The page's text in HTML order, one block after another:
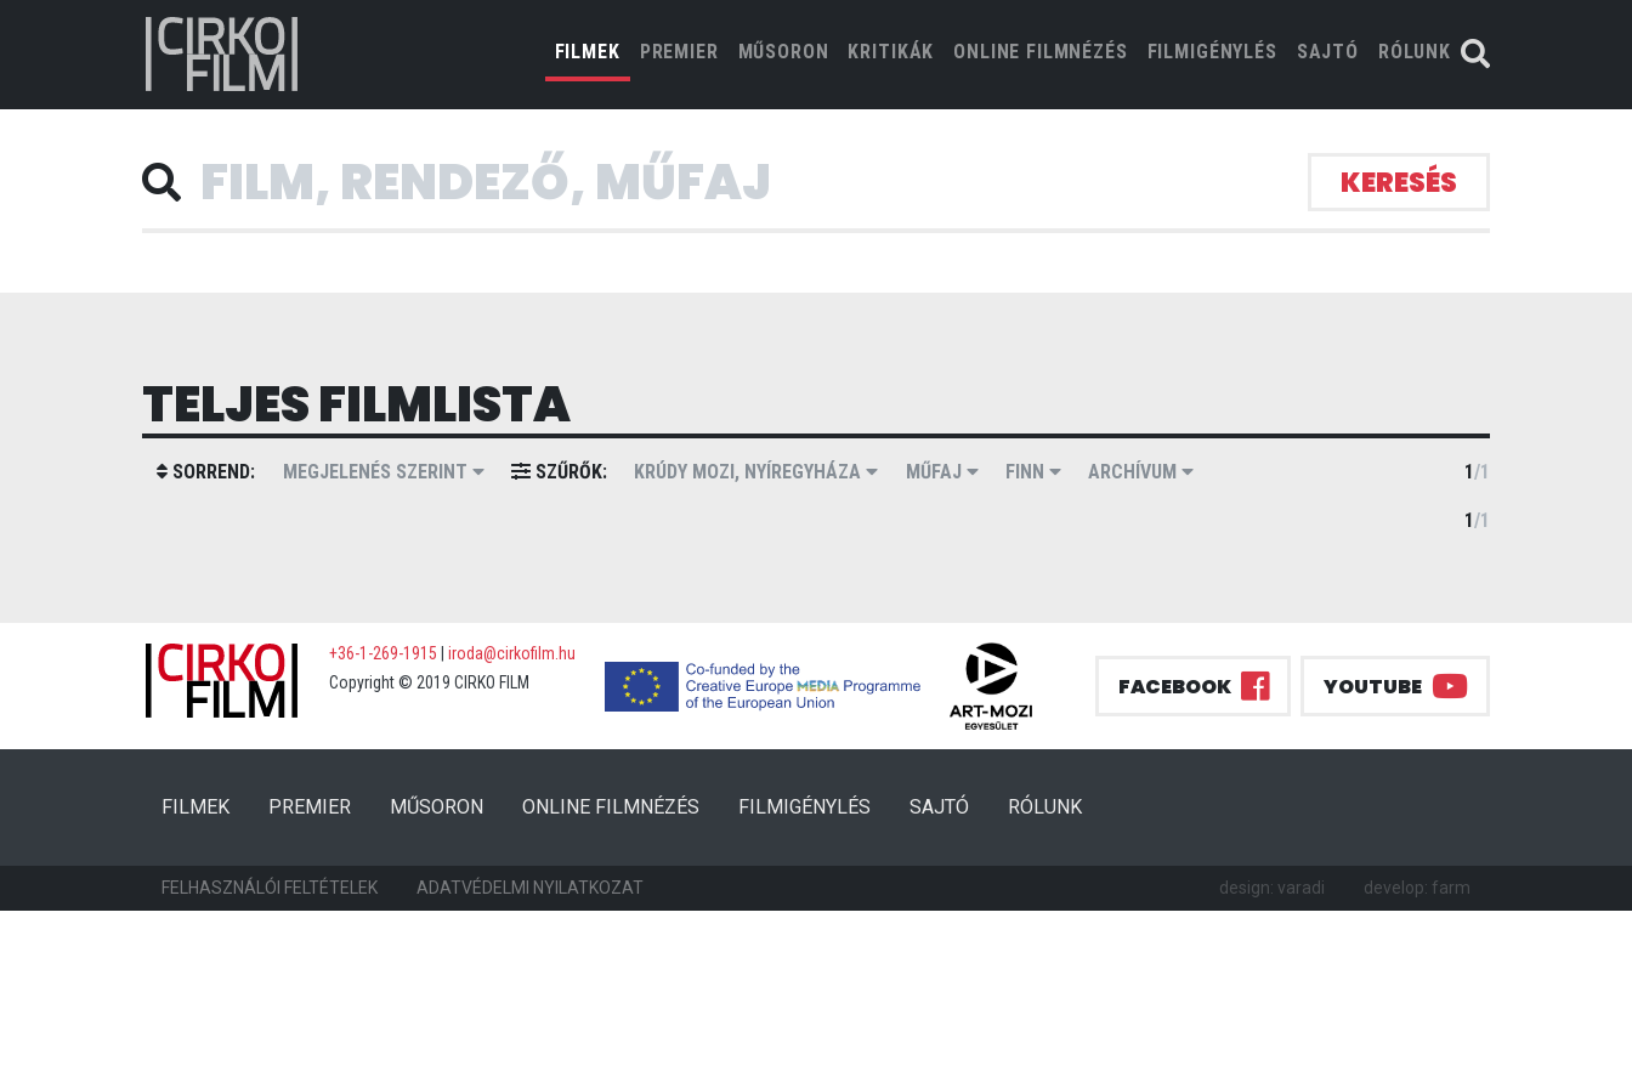
FILMEK(CURRENT)
PREMIER MŰSORON KRITIKÁK ONLINE FILMNÉZÉS FILMIGÉNYLÉS SAJTÓ RÓLUNK
KERESÉS
TELJES FILMLISTA
SORREND: MEGJELENÉS SZERINT SZŰRŐK: KRÚDY MOZI, NYÍREGYHÁZA MŰFAJ FINN ARCHÍVUM 1/1
1/1
+36-1-269-1915
iroda@cirkofilm.hu
Copyright © 2019 CIRKO FILM
FACEBOOK YOUTUBE
FILMEK(CURRENT)
PREMIER (CURRENT)
MŰSORON ONLINE FILMNÉZÉS FILMIGÉNYLÉS SAJTÓ RÓLUNK
FELHASZNÁLÓI FELTÉTELEK ADATVÉDELMI NYILATKOZAT design: varadi develop: farm